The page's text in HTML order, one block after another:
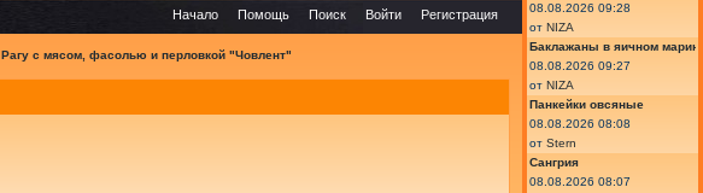
Регистрация
Войти
Поиск
Помощь
Начало
Рагу с мясом, фасолью и перловкой "Човлент"
08.08.2026 09:28
от NIZA
Баклажаны в яичном
08.08.2026 09:27
от NIZA
Панкейки овсяные
08.08.2026 08:08
от Stern
Сангрия
08.08.2026 08:07